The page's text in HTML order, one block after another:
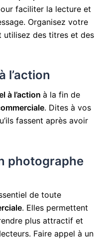
faciliter la lecture et
Organisez votre
utilisez des titres et des
l’action
à l’action à la fin de
. Dites à vos
fassent après avoir
photographe
de toute
. Elles permettent
plus attractif et
Faire appel à un